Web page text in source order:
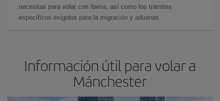
necesitas para volar con Iberia, así como los trámites
específicos exigidos para la migración y aduanas.
Información útil para volar a
Mánchester